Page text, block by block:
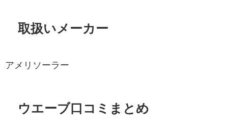
取扱いメーカー
アメリソーラー
ウエーブ口コミまとめ